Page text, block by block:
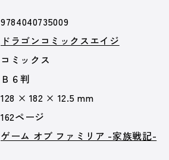
9784040735009
ドラゴンコミックスエイジ
コミックス
Ｂ６判
128 × 182 × 12.5 mm
162ページ
ゲーム オブ ファミリア -家族戦記-